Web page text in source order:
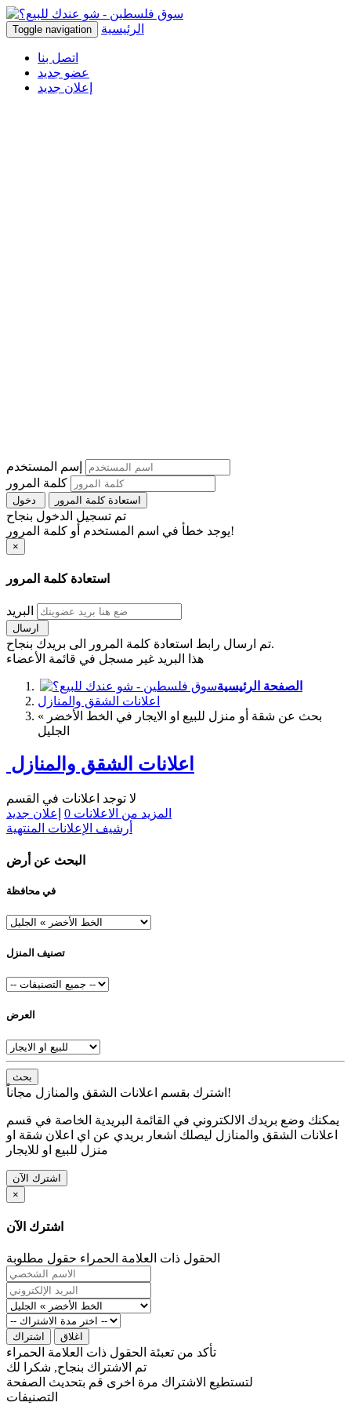
Toggle navigation الرئيسية
اتصل بنا
عضو جديد
إعلان جديد
إسم المستخدم
كلمة المرور
استعادة كلمة المرور
تم تسجيل الدخول بنجاح
يوجد خطأ في اسم المستخدم أو كلمة المرور!
×
استعادة كلمة المرور
البريد
تم ارسال رابط استعادة كلمة المرور الى بريدك بنجاح.
هذا البريد غير مسجل في قائمة الأعضاء
الصفحة الرئيسية
اعلانات الشقق والمنازل
بحث عن شقة أو منزل للبيع او الايجار في الخط الأخضر »
الجليل
اعلانات الشقق والمنازل
لا توجد اعلانات في القسم
المزيد من الاعلانات 0 إعلان جديد
أرشيف الإعلانات المنتهية
البحث عن أرض
في محافظة
تصنيف المنزل
العرض
بحث
اشترك بقسم اعلانات الشقق والمنازل مجاناً!
يمكنك وضع بريدك الالكتروني في القائمة البريدية الخاصة في قسم
اعلانات الشقق والمنازل ليصلك اشعار بريدي عن اي اعلان شقة او
منزل للبيع او للايجار
اشترك الآن
×
اشترك الآن
الحقول ذات العلامة الحمراء حقول مطلوبة
اشتراك اغلاق
تأكد من تعبئة الحقول ذات العلامة الحمراء
تم الاشتراك بنجاح, شكرا لك
لتستطيع الاشتراك مرة اخرى قم بتحديث الصفحة
التصنيفات